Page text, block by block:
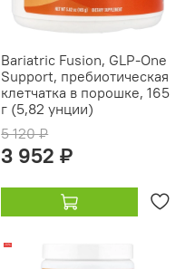
Bariatric Fusion, GLP-One
Support, пребиотическая
клетчатка в порошке, 165
г (5,82 унции)
5 120 ₽
3 952 ₽
-10%